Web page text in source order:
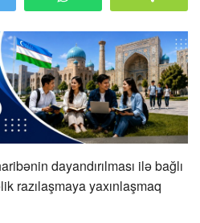
dayandırılması ilə bağlı
razılaşmaya yaxınlaşmaq